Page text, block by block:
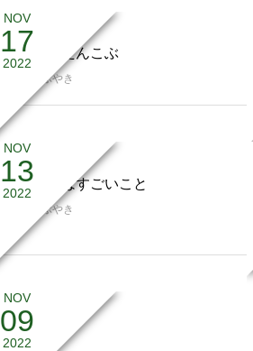
NOV
17
2022
目の上のたんこぶ
つぶやき
NOV
13
2022
現状維持はすごいこと
つぶやき
NOV
09
2022
すぐ攻略